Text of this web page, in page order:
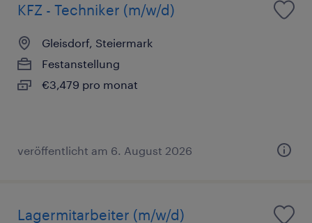
KFZ - Techniker (m/w/d)
Gleisdorf, Steiermark
Festanstellung
€3,479 pro monat
veröffentlicht am 6. August 2026
Lagermitarbeiter (m/w/d)